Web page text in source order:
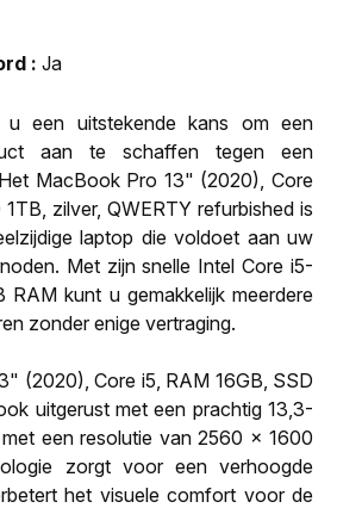
Ja
u een uitstekende kans om een
aan te schaffen tegen een
MacBook Pro 13" (2020), Core
zilver, QWERTY refurbished is
laptop die voldoet aan uw
Met zijn snelle Intel Core i5-
RAM kunt u gemakkelijk meerdere
zonder enige vertraging.
(2020), Core i5, RAM 16GB, SSD
uitgerust met een prachtig 13,3-
een resolutie van 2560 x 1600
zorgt voor een verhoogde
het visuele comfort voor de